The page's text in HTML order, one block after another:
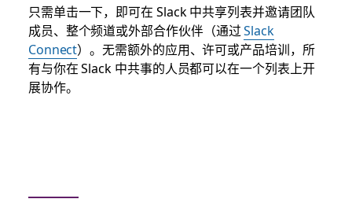
只需单击一下，即可在 Slack 中共享列表并邀请团队
成员、整个频道或外部合作伙伴（通过Slack
Connect）。无需额外的应用、许可或产品培训，所
有与你在 Slack 中共事的人员都可以在一个列表上开
展协作。